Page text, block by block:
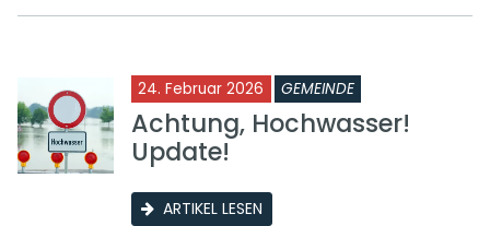
24. Februar 2026 GEMEINDE
Achtung, Hochwasser!
Update!
ARTIKEL LESEN